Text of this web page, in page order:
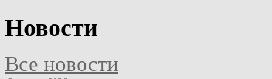
Новости
Все новости